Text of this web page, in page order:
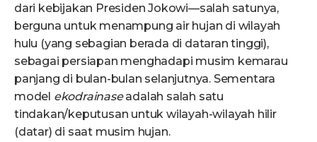
dari kebijakan Presiden Jokowi—salah satunya,
berguna untuk menampung air hujan di wilayah
hulu (yang sebagian berada di dataran tinggi),
sebagai persiapan menghadapi musim kemarau
panjang di bulan-bulan selanjutnya. Sementara
model ekodrainaseadalah salah satu
tindakan/keputusan untuk wilayah-wilayah hilir
(datar) di saat musim hujan.